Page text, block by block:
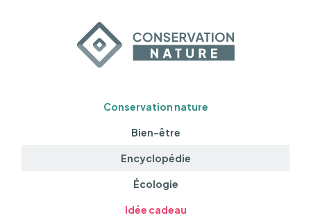
Conservation nature
Bien-être
Encyclopédie
Écologie
Idée cadeau